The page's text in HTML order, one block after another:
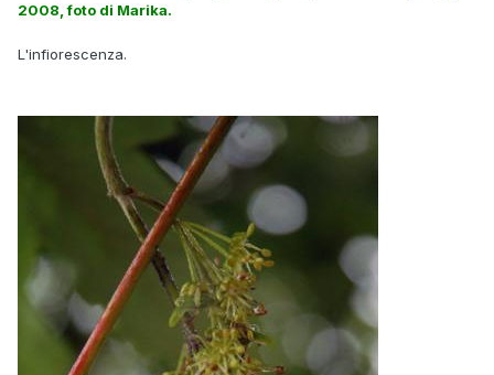
2008, foto di Marika.
L'infiorescenza.